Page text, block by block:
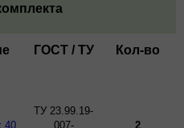
ГОСТ / ТУ Кол-во
40
ТУ 23.99.19-
007-
2